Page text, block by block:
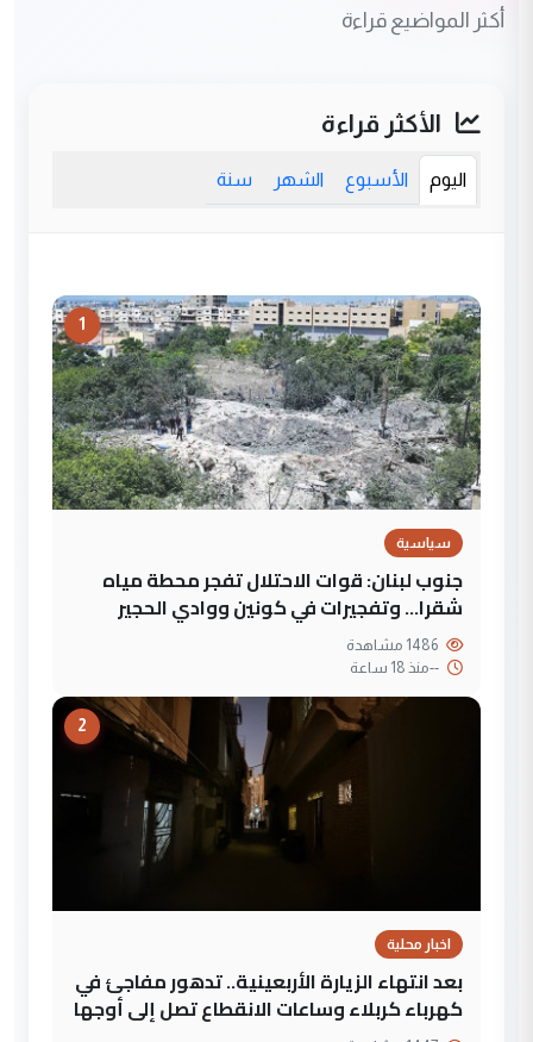
أكثر المواضيع قراءة
الأكثر قراءة
اليوم الأسبوع الشهر سنة
1
سياسية
جنوب لبنان: قوات الاحتلال تفجر محطة مياه
شقرا… وتفجيرات في كونين ووادي الحجير
--منذ 18 ساعة
2
اخبار محلية
بعد انتهاء الزيارة الأربعينية.. تدهور مفاجئ في
كهرباء كربلاء وساعات الانقطاع تصل إلى أوجها